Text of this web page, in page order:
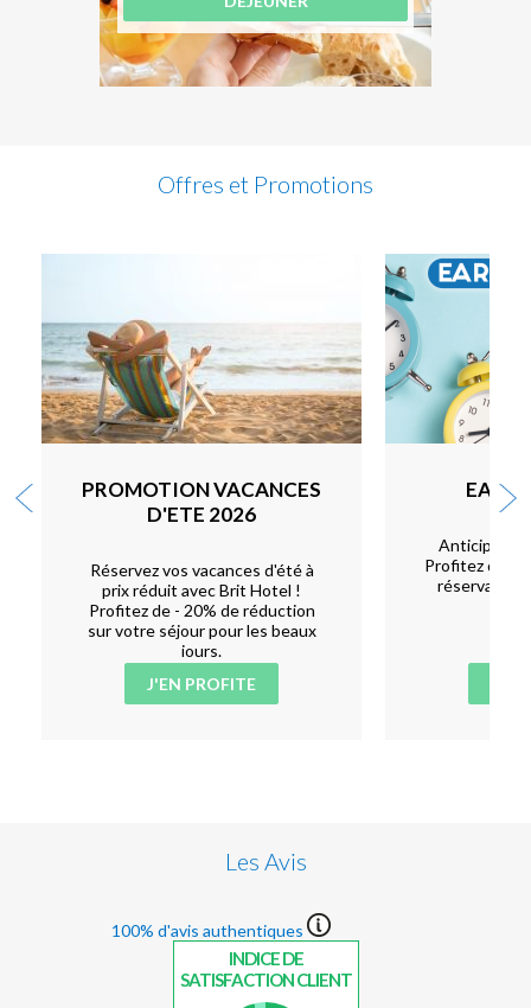
Offres et Promotions
PROMOTION VACANCES
D'ETE 2026
Réservez vos vacances d'été à
prix réduit avec Brit Hotel !
Profitez de - 20% de réduction
sur votre séjour pour les beaux
jours.
J'EN PROFITE
Anticipez,
Profitez de 5
réservant
Les Avis
100% d'avis authentiques
INDICE DE
SATISFACTION CLIENT